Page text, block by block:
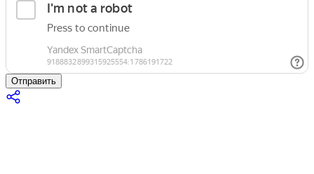
Отправить